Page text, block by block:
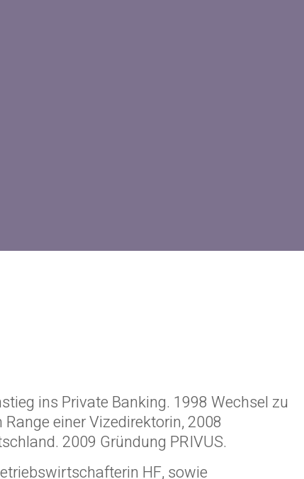
ins Private Banking. 1998 Wechsel zu
einer Vizedirektorin, 2008
2009 Gründung PRIVUS.
HF, sowie